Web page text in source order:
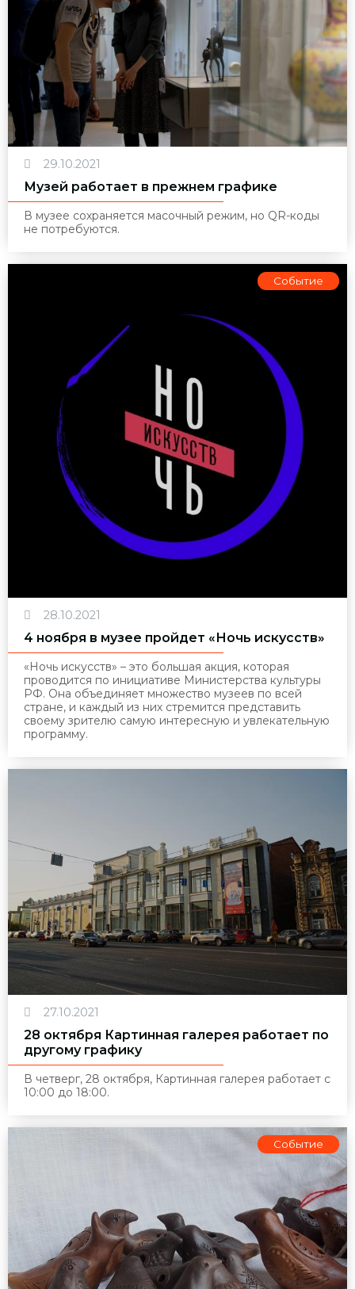
29.10.2021
Музей работает в прежнем графике
В музее сохраняется масочный режим, но QR-коды
не потребуются.
Событие
28.10.2021
4 ноября в музее пройдет «Ночь искусств»
«Ночь искусств» – это большая акция, которая
проводится по инициативе Министерства культуры
РФ. Она объединяет множество музеев по всей
стране, и каждый из них стремится представить
своему зрителю самую интересную и увлекательную
программу.
27.10.2021
28 октября Картинная галерея работает по
другому графику
В четверг, 28 октября, Картинная галерея работает с
10:00 до 18:00.
Событие